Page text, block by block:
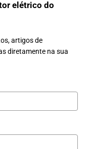
elétrico do
artigos de
diretamente na sua